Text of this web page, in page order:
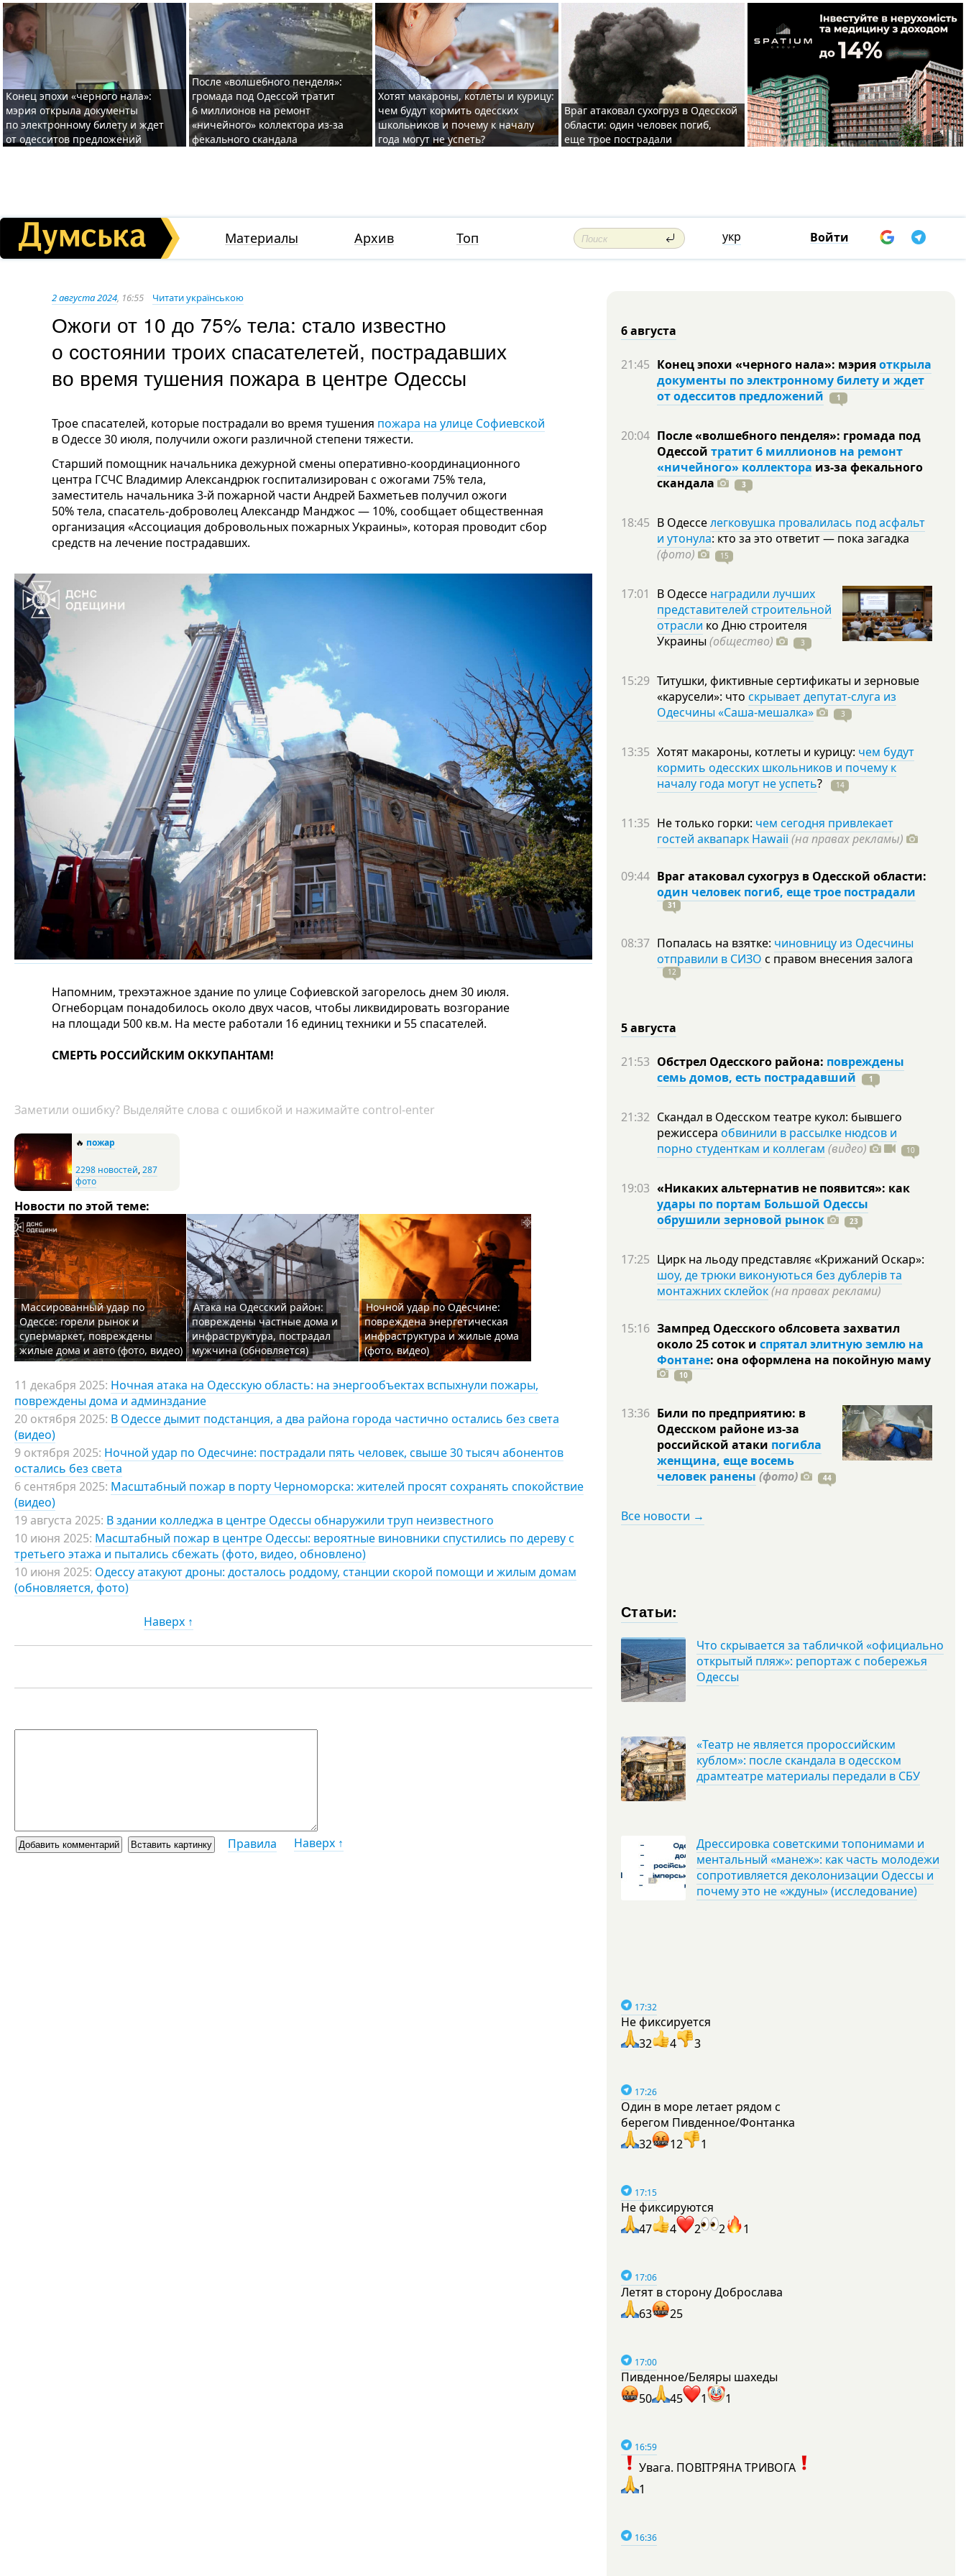
Конец эпохи «черного нала»:
мэрия открыла документы
по электронному билету и ждет
от одесситов предложений
После «волшебного пенделя»:
громада под Одессой тратит
6 миллионов на ремонт
«ничейного» коллектора из-за
фекального скандала
Хотят макароны, котлеты и курицу:
чем будут кормить одесских
школьников и почему к началу
года могут не успеть?
Враг атаковал сухогруз в Одесской
области: один человек погиб,
еще трое пострадали
Материалы Архив Топ укр Войти
2 августа 2024, 16:55 Читати українською
Ожоги от 10 до 75% тела: стало известно
о состоянии троих спасателетей, пострадавших
во время тушения пожара в центре Одессы
Трое спасателей, которые пострадали во время тушения пожара на улице Софиевской
в Одессе 30 июля, получили ожоги различной степени тяжести.
Старший помощник начальника дежурной смены оперативно-координационного
центра ГСЧС Владимир Александрюк госпитализирован с ожогами 75% тела,
заместитель начальника 3-й пожарной части Андрей Бахметьев получил ожоги
50% тела, спасатель-доброволец Александр Манджос — 10%, сообщает общественная
организация «Ассоциация добровольных пожарных Украины», которая проводит сбор
средств на лечение пострадавших.
Напомним, трехэтажное здание по улице Софиевской загорелось днем 30 июля.
Огнеборцам понадобилось около двух часов, чтобы ликвидировать возгорание
на площади 500 кв.м. На месте работали 16 единиц техники и 55 спасателей.
СМЕРТЬ РОССИЙСКИМ ОККУПАНТАМ!
Заметили ошибку? Выделяйте слова с ошибкой и нажимайте control-enter
🔥 пожар
2298 новостей,287
фото
Новости по этой теме:
Массированный удар по
Одессе: горели рынок и
супермаркет, повреждены
жилые дома и авто (фото, видео)
Атака на Одесский район:
повреждены частные дома и
инфраструктура, пострадал
мужчина (обновляется)
Ночной удар по Одесчине:
повреждена энергетическая
инфраструктура и жилые дома
(фото, видео)
11 декабря 2025: Ночная атака на Одесскую область: на энергообъектах вспыхнули пожары,
повреждены дома и админздание
20 октября 2025: В Одессе дымит подстанция, а два района города частично остались без света
(видео)
9 октября 2025: Ночной удар по Одесчине: пострадали пять человек, свыше 30 тысяч абонентов
остались без света
6 сентября 2025: Масштабный пожар в порту Черноморска: жителей просят сохранять спокойствие
(видео)
19 августа 2025: В здании колледжа в центре Одессы обнаружили труп неизвестного
10 июня 2025: Масштабный пожар в центре Одессы: вероятные виновники спустились по дереву с
третьего этажа и пытались сбежать (фото, видео, обновлено)
10 июня 2025: Одессу атакуют дроны: досталось роддому, станции скорой помощи и жилым домам
(обновляется, фото)
Наверх ↑
Правила Наверх ↑
6 августа
21:45 Конец эпохи «черного нала»: мэрияоткрыла
документы по электронному билету и ждет
от одесситов предложений
1
20:04 После «волшебного пенделя»: громада под
Одессой тратит 6 миллионов на ремонт
«ничейного» коллектора из-за фекального
скандала
3
18:45 В Одесселегковушка провалилась под асфальт
и утонула: кто за это ответит — пока загадка
(фото)
15
17:01 В Одессе наградили лучших
представителей строительной
отрасли ко Дню строителя
Украины (общество) 3
15:29 Титушки, фиктивные сертификаты и зерновые
«карусели»: что скрывает депутат-слуга из
Одесчины «Саша-мешалка»
3
13:35 Хотят макароны, котлеты и курицу: чем будут
кормить одесских школьников и почему к
началу года могут не успеть? 14
11:35 Не только горки: чем сегодня привлекает
гостей аквапарк Hawaii (на правах рекламы)
09:44 Враг атаковал сухогруз в Одесской области:
один человек погиб, еще трое пострадали
31
08:37 Попалась на взятке: чиновницу из Одесчины
отправили в СИЗО с правом внесения залога
12
5 августа
21:53 Обстрел Одесского района: повреждены
семь домов, есть пострадавший
1
21:32 Скандал в Одесском театре кукол: бывшего
режиссера обвинили в рассылке нюдсов и
порно студенткам и коллегам (видео) 10
19:03 «Никаких альтернатив не появится»: как
удары по портам Большой Одессы
обрушили зерновой рынок
23
17:25 Цирк на льоду представляє «Крижаний Оскар»:
шоу, де трюки виконуються без дублерів та
монтажних склейок(на правах реклами)
15:16 Зампред Одесского облсовета захватил
около 25 соток и спрятал элитную землю на
Фонтане: она оформлена на покойную маму
10
13:36 Били по предприятию: в
Одесском районе из-за
российской атаки погибла
женщина, еще восемь
человек ранены (фото) 44
Все новости →
Статьи:
Что скрывается за табличкой «официально
открытый пляж»: репортаж с побережья
Одессы
«Театр не является пророссийским
кублом»: после скандала в одесском
драмтеатре материалы передали в СБУ
Дрессировка советскими топонимами и
ментальный «манеж»: как часть молодежи
сопротивляется деколонизации Одессы и
почему это не «ждуны» (исследование)
17:32
Не фиксируется
32
4 3
17:26
Один в море летает рядом с
берегом Пивденное/Фонтанка
32
12 1
17:15
Не фиксируются
47
4 2 2 1
17:06
Летят в сторону Доброслава
63
25
17:00
Пивденное/Беляры шахеды
50
45 1 1
16:59
Увага. ПОВІТРЯНА ТРИВОГА
1
16:36